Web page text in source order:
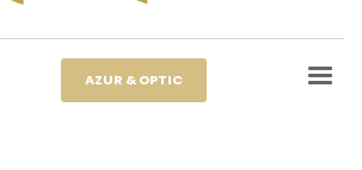
AZUR & OPTIC